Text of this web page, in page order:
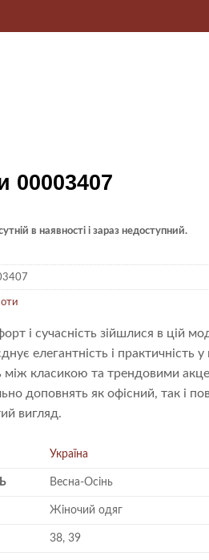
00003407
в наявності і зараз недоступний.
і сучасність зійшлися в цій
елегантність і
між класикою та трендовими
доповнять як офісний, так і
вигляд.
Україна
Весна-Осінь
Жіночий одяг
38, 39